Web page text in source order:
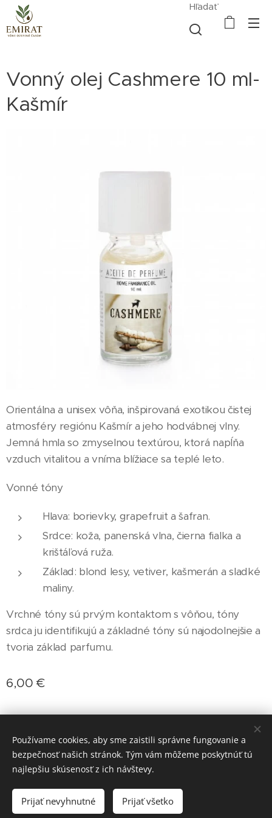
Hľadať
Vonný olej Cashmere 10 ml-
Kašmír
Orientálna a unisex vôňa, inšpirovaná exotikou čistej
atmosféry regiónu Kašmír a jeho hodvábnej vlny.
Jemná hmla so zmyselnou textúrou, ktorá napĺňa
vzduch vitalitou a vníma blížiace sa teplé leto.
Vonné tóny
Hlava: borievky, grapefruit a šafran.
Srdce: koža, panenská vlna, čierna fialka a
krištáľová ruža.
Základ: blond lesy, vetiver, kašmerán a sladké
maliny.
Vrchné tóny sú prvým kontaktom s vôňou, tóny
srdca ju identifikujú a základné tóny sú najodolnejšie a
tvoria základ parfumu.
6,00 €
Do košíka
Doprava: Packeta, Slovenská pošta
Možnosť platby aj kartou cez PayPal
Cookies
Používame cookies, aby sme zaistili správne fungovanie a
bezpečnosť našich stránok. Tým vám môžeme poskytnúť tú
najlepšiu skúsenosť z ich návštevy.
Prijať nevyhnutné Prijať všetko